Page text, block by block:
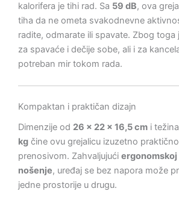
kalorifera je tihi rad. Sa 59 dB, ova
tiha da ne ometa svakodnevne
radite, odmarate ili spavate. Zbog toga
za spavaće i dečije sobe, ali i za
potreban mir tokom rada.
Kompaktan i praktičan dizajn
Dimenzije od 26 x 22 x 16,5 cm i
kg čine ovu grejalicu izuzetno
prenosivom. Zahvaljujući ergonomskoj
nošenje, uređaj se bez napora može
jedne prostorije u drugu.